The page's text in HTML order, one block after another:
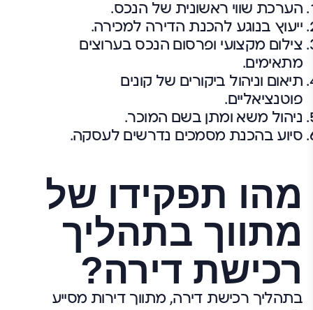
הערכת שווי ראשונית של הנכס.
ייעוץ בנוגע להכנת הדירה למכירה.
צילום מקצועי ופרסום הנכס בערוצים
מתאימים.
תיאום וניהול ביקורים של קונים
פוטנציאליים.
ניהול משא ומתן בשם המוכר.
סיוע בהכנת מסמכים נדרשים לעסקה.
מהו תפקידו של
מתווך בתהליך
רכישת דירה?
בתהליך רכישת דירה, מתווך דירות מסייע